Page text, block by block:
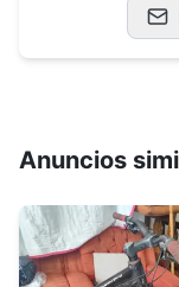
Anuncios